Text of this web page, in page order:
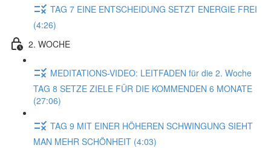
TAG 7 EINE ENTSCHEIDUNG SETZT ENERGIE FREI
(4:26)
2. WOCHE
MEDITATIONS-VIDEO: LEITFADEN für die 2. Woche
TAG 8 SETZE ZIELE FÜR DIE KOMMENDEN 6 MONATE
(27:06)
TAG 9 MIT EINER HÖHEREN SCHWINGUNG SIEHT
MAN MEHR SCHÖNHEIT (4:03)